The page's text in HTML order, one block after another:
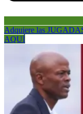
Adquiere las
AQUÍ